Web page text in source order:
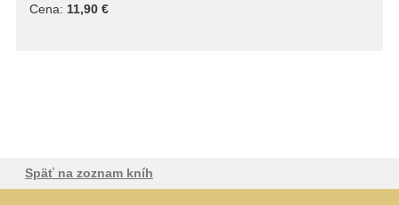
Cena: 11,90 €
Späť na zoznam kníh